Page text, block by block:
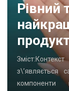
Рівний
з\’являється
компоненти